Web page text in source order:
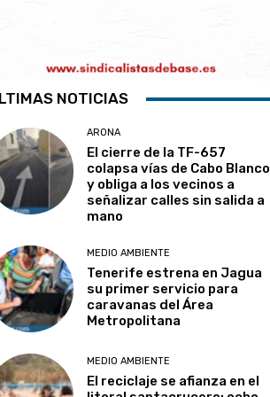
NOTICIAS
ARONA
El cierre de la TF-657
colapsa vías de Cabo Blanco
y obliga a los vecinos a
señalizar calles sin salida a
mano
MEDIO AMBIENTE
Tenerife estrena en Jagua
su primer servicio para
caravanas del Área
Metropolitana
MEDIO AMBIENTE
El reciclaje se afianza en el